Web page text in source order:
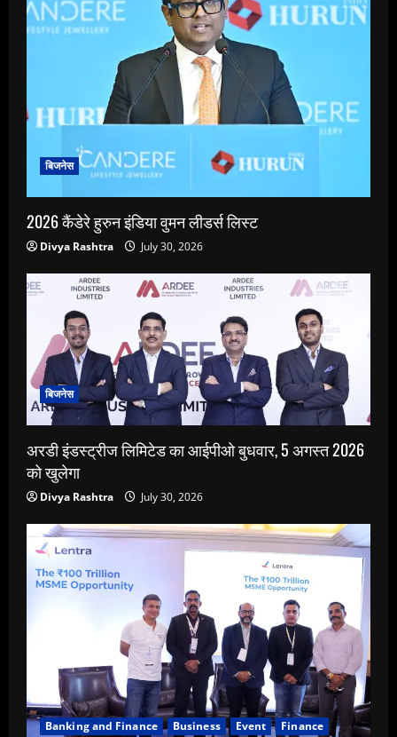
बिजनेस
2026 कैंडेरे हुरुन इंडिया वुमन लीडर्स लिस्ट
Divya Rashtra July 30, 2026
बिजनेस
अरडी इंडस्ट्रीज लिमिटेड का आईपीओ बुधवार, 5 अगस्त 2026
को खुलेगा
Divya Rashtra July 30, 2026
Banking and Finance Business Event Finance